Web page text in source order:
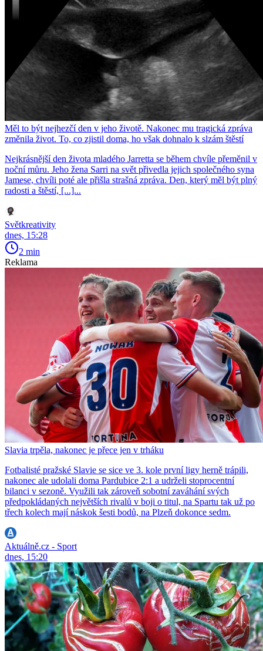
Měl to být nejhezčí den v jeho životě. Nakonec mu tragická zpráva
změnila život. To, co zjistil doma, ho však dohnalo k slzám štěstí
Nejkrásnější den života mladého Jarretta se během chvíle přeměnil v
noční můru. Jeho žena Sarri na svět přivedla jejich společného syna
Jamese, chvíli poté ale přišla strašná zpráva. Den, který měl být plný
radosti a štěstí, [...]...
Světkreativity
dnes, 15:28
2 min
Reklama
Slavia trpěla, nakonec je přece jen v trháku
Fotbalisté pražské Slavie se sice ve 3. kole první ligy herně trápili,
nakonec ale udolali doma Pardubice 2:1 a udrželi stoprocentní
bilanci v sezoně. Využili tak zároveň sobotní zaváhání svých
předpokládaných největších rivalů v boji o titul, na Spartu tak už po
třech kolech mají náskok šesti bodů, na Plzeň dokonce sedm.
Aktuálně.cz - Sport
dnes, 15:20